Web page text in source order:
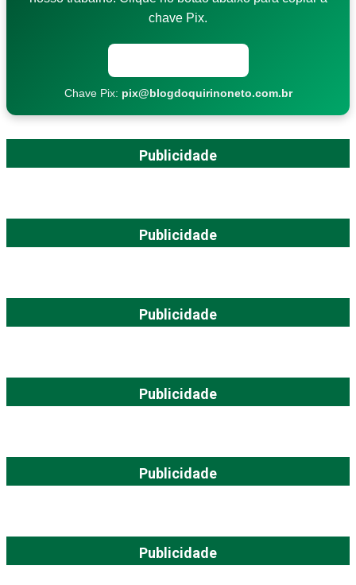
chave Pix.
Chave Pix: pix@blogdoquirinoneto.com.br
Publicidade
Publicidade
Publicidade
Publicidade
Publicidade
Publicidade